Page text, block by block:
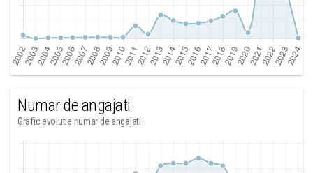
Numar de angajati
Grafic evolutie numar de angajati